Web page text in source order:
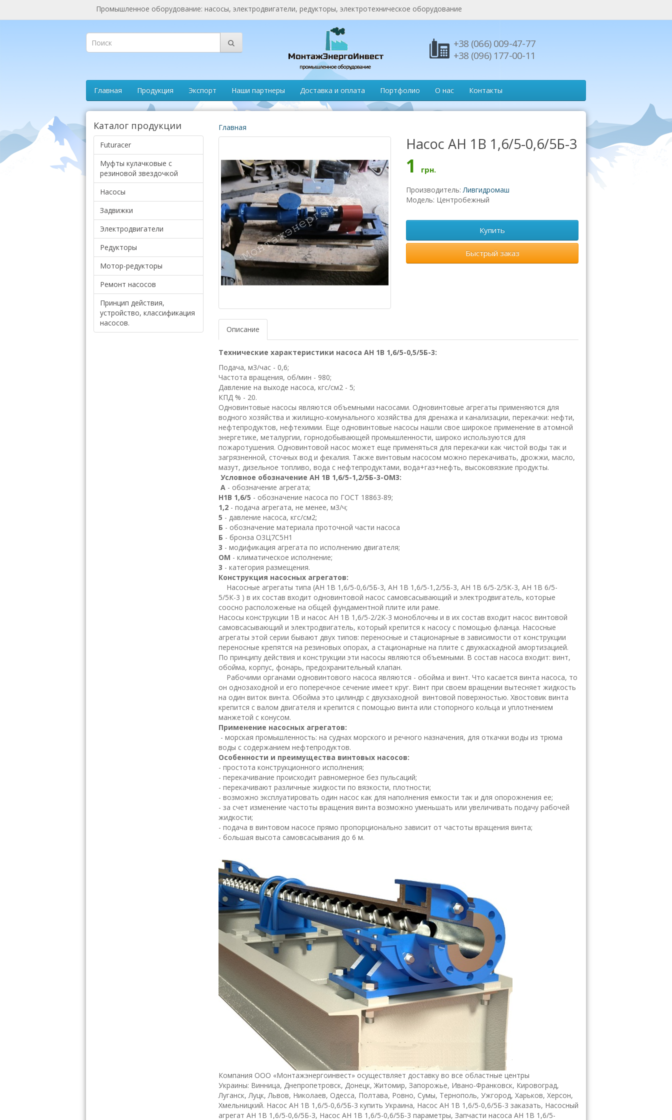
Промышленное оборудование: насосы, электродвигатели, редукторы, электротехническое оборудование
+38 (066) 009-47-77
+38 (096) 177-00-11
Главная Продукция Экспорт Наши партнеры Доставка и оплата Портфолио О нас Контакты
Каталог продукции
Futuracer
Муфты кулачковые с
резиновой звездочкой
Насосы
Задвижки
Электродвигатели
Редукторы
Мотор-редукторы
Ремонт насосов
Принцип действия,
устройство, классификация
насосов.
Главная
Насос АН 1В 1,6/5-0,6/5Б-3
1 грн.
Производитель:Ливгидромаш
Модель: Центробежный
Купить
Быстрый заказ
Описание
Технические характеристики насоса АН 1В 1,6/5-0,5/5Б-3:
Подача, м3/час - 0,6;
Частота вращения, об/мин - 980;
Давление на выходе насоса, кгс/см2 - 5;
КПД % - 20.
Одновинтовые насосы являются объемными насосами. Одновинтовые агрегаты применяются для
водного хозяйства и жилищно-комунального хозяйства для дренажа и канализации, перекачки: нефти,
нефтепродуктов, нефтехимии. Еще одновинтовые насосы нашли свое широкое применение в атомной
энергетике, металургии, горнодобывающей промышленности, широко используются для
пожаротушения. Одновинтовой насос может еще применяться для перекачки как чистой воды так и
загрязненной, сточных вод и фекалия. Также винтовым насосом можно перекачивать, дрожжи, масло,
мазут, дизельное топливо, вода с нефтепродуктами, вода+газ+нефть, высоковязкие продукты.
Условное обозначение АН 1В 1,6/5-1,2/5Б-3-ОМ3:
А - обозначение агрегата;
Н1В 1,6/5 - обозначение насоса по ГОСТ 18863-89;
1,2 - подача агрегата, не менее, м3/ч;
5 - давление насоса, кгс/см2;
Б - обозначение материала проточной части насоса
Б - бронза О3Ц7С5Н1
3 - модификация агрегата по исполнению двигателя;
ОМ - климатическое исполнение;
3 - категория размещения.
Конструкция насосных агрегатов:
Насосные агрегаты типа (АН 1В 1,6/5-0,6/5Б-3, АН 1В 1,6/5-1,2/5Б-3, АН 1В 6/5-2/5К-3, АН 1В 6/5-
5/5К-3 ) в их состав входит одновинтовой насос самовсасывающий и электродвигатель, которые
соосно расположеные на общей фундаментной плите или раме.
Насосы конструкции 1В и насос АН 1В 1,6/5-2/2К-3 моноблочны и в их состав входит насос винтовой
самовсасывающий и электродвигатель, который крепится к насосу с помощью фланца. Насосные
агрегаты этой серии бывают двух типов: переносные и стационарные в зависимости от конструкции
переносные крепятся на резиновых опорах, а стационарные на плите с двухкаскадной амортизацией.
По принципу действия и конструкции эти насосы являются объемными. В состав насоса входит: винт,
обойма, корпус, фонарь, предохранительный клапан.
Рабочими органами одновинтового насоса являются - обойма и винт. Что касается винта насоса, то
он однозаходной и его поперечное сечение имеет круг. Винт при своем вращении вытесняет жидкость
на один виток винта. Обойма это цилиндр с двухзаходной винтовой поверхностью. Хвостовик винта
крепится с валом двигателя и крепится с помощью винта или стопорного кольца и уплотнением
манжетой с конусом.
Применение насосных агрегатов:
- морская промышленность: на суднах морского и речного назначения, для откачки воды из трюма
воды с содержанием нефтепродуктов.
Особенности и преимущества винтовых насосов:
- простота конструкционного исполнения;
- перекачивание происходит равномерное без пульсаций;
- перекачивают различные жидкости по вязкости, плотности;
- возможно эксплуатировать один насос как для наполнения емкости так и для опорожнения ее;
- за счет изменение частоты вращения винта возможно уменьшать или увеличивать подачу рабочей
жидкости;
- подача в винтовом насосе прямо пропорционально зависит от частоты вращения винта;
- большая высота самовсасывания до 6 м.
Компания ООО «Монтажэнергоинвест» осуществляет доставку во все областные центры
Украины: Винница, Днепропетровск, Донецк, Житомир, Запорожье, Ивано-Франковск, Кировоград,
Луганск, Луцк, Львов, Николаев, Одесса, Полтава, Ровно, Сумы, Тернополь, Ужгород, Харьков, Херсон,
Хмельницкий. Насос АН 1В 1,6/5-0,6/5Б-3 купить Украина, Насос АН 1В 1,6/5-0,6/5Б-3 заказать, Насосный
агрегат АН 1В 1,6/5-0,6/5Б-3, Насос АН 1В 1,6/5-0,6/5Б-3 параметры, Запчасти насоса АН 1В 1,6/5-